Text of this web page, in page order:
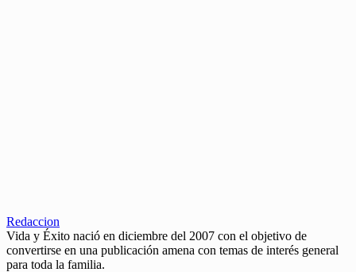
Redaccion
Vida y Éxito nació en diciembre del 2007 con el objetivo de
convertirse en una publicación amena con temas de interés general
para toda la familia.